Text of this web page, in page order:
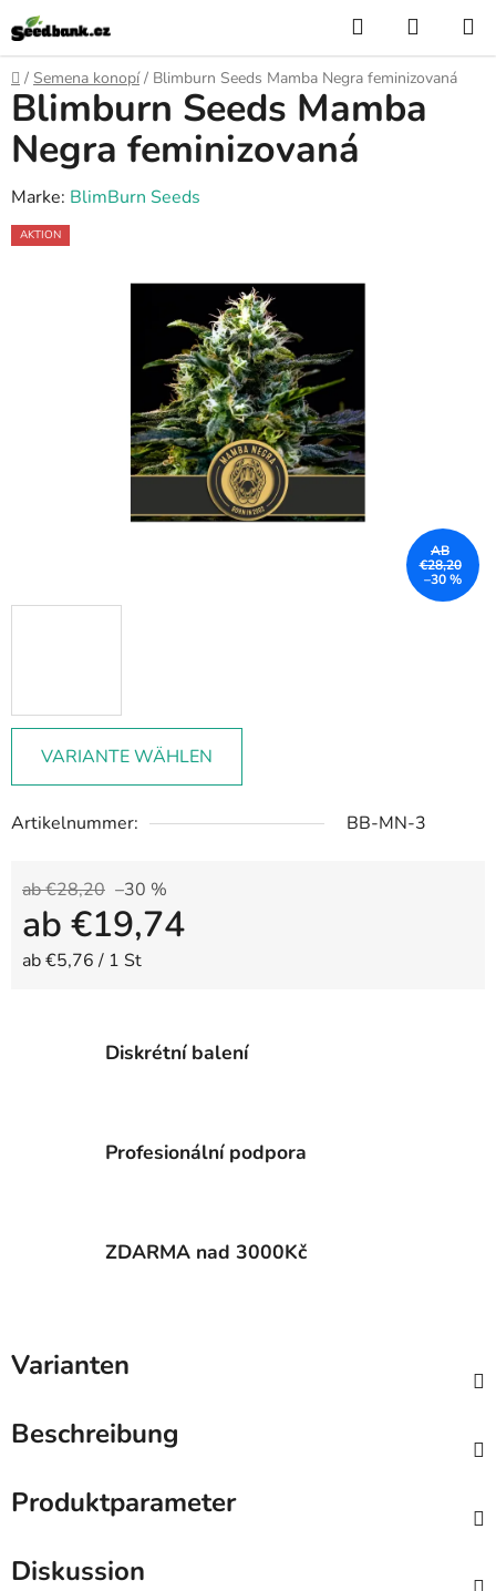
Zum
Inhalt
springen
Suchen
Startseite
/ Semena konopí / Blimburn Seeds Mamba Negra feminizovaná
VARIANTE WÄHLEN
Artikelnummer: BB-MN-3
ab €28,20 –30 %
ab €19,74
Verkaufspreis:
ab €5,76 / 1 St
Blimburn Seeds Mamba
Negra feminizovaná
Marke: BlimBurn Seeds
AKTION
AB
€28,20
–30 %
Diskrétní balení
Profesionální podpora
ZDARMA nad 3000Kč
Varianten
Beschreibung
Produktparameter
Diskussion